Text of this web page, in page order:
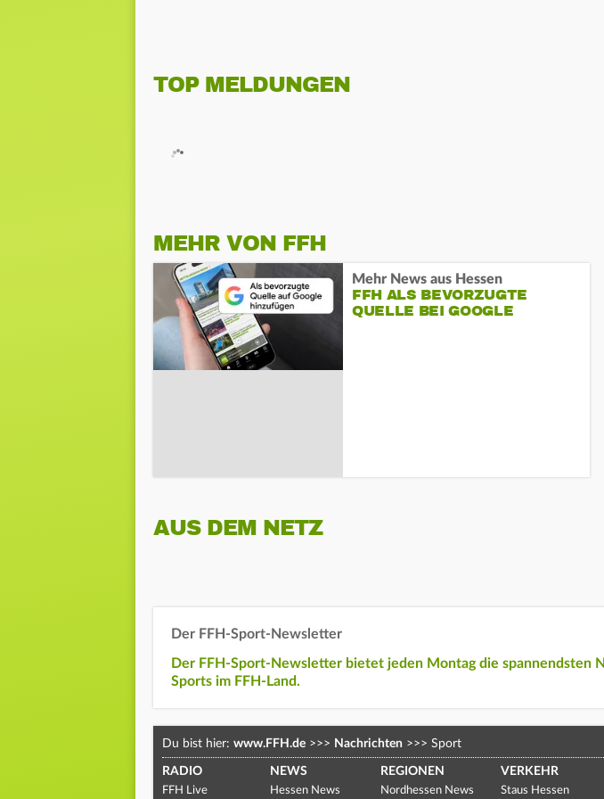
TOP MELDUNGEN
MEHR VON FFH
Mehr News aus Hessen
FFH ALS BEVORZUGTE
QUELLE BEI GOOGLE
AUS DEM NETZ
Der FFH-Sport-Newsletter
Der FFH-Sport-Newsletter bietet jeden Montag die spannendsten
Sports im FFH-Land.
Du bist hier: www.FFH.de >>> Nachrichten >>> Sport
RADIO
FFH Live
NEWS
Hessen News
REGIONEN
Nordhessen News
VERKEHR
Staus Hessen